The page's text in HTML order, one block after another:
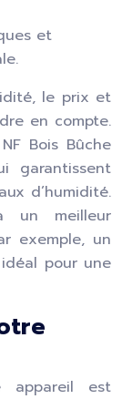
et
le prix et
en compte.
Bois Bûche
garantissent
d’humidité.
un meilleur
exemple, un
pour une
appareil est